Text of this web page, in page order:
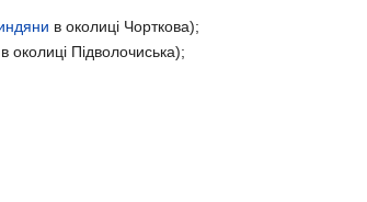
в околиці Чорткова);
в околиці Підволочиська);